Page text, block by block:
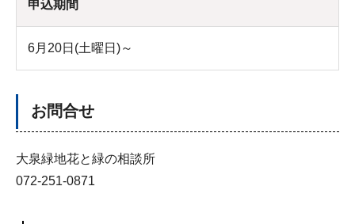
申込期間
6月20日(土曜日)～
お問合せ
大泉緑地花と緑の相談所
072-251-0871